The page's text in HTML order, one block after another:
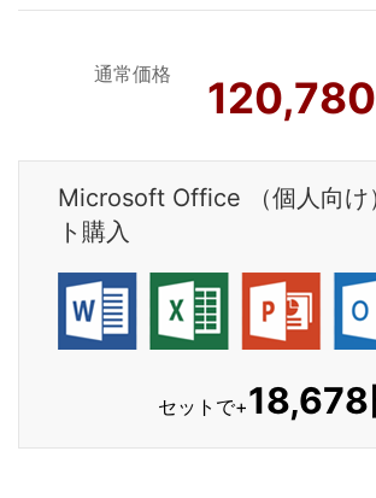
通常価格 120,780
Microsoft Office （個人向け
ト購入
セットで+18,678